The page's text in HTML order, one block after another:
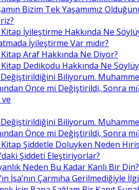
Bizim Tek Yaşamımız
İyileştirme Hakkında Ne
İyileştirme Var mıdır?
Araf Hakkında Ne Diyor?
Dedikodu Hakkında Ne
Değiştirildiğini Biliyorum.
Önce mi Değiştirildi, Sonra
ve
Değiştirildiğini Biliyorum.
Önce mi Değiştirildi, Sonra
Şiddetle Doluyken Neden
Şiddeti Eleştiriyorlar?
Neden Bu Kadar Kanlı Bir Din?
İsa’nın Çarmıha Gerilmediğiyle